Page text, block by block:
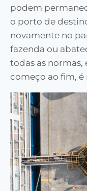
podem
o porto de
novamente no
fazenda ou
todas as normas,
começo ao fim, é